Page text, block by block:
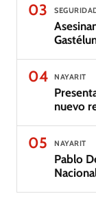
03
04 NAYARIT
nuevo
05 NAYARIT
Pablo